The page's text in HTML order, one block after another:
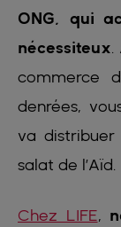
ONG, qui
nécessiteux.
commerce
denrées,
va
salat de l’Aïd.
Chez LIFE,